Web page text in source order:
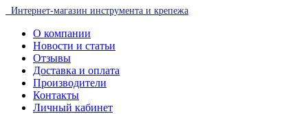
Интернет-магазин инструмента и крепежа
О компании
Новости и статьи
Отзывы
Доставка и оплата
Производители
Контакты
Личный кабинет